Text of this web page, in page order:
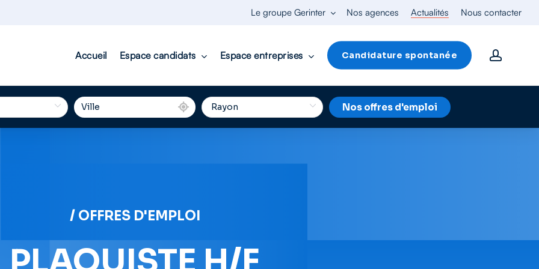
Le groupe Gerinter Nos agences Actualités Nous contacter
Accueil Espace candidats Espace entreprises Candidature spontanée
Nos offres d'emploi
/ OFFRES D'EMPLOI